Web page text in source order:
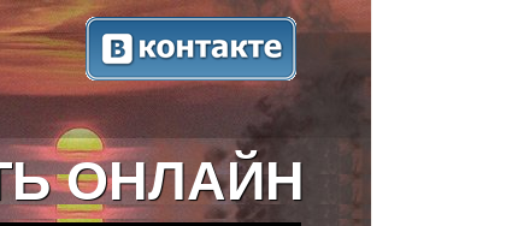
ОНЛАЙН